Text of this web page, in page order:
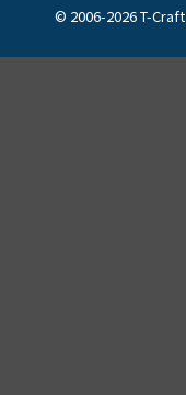
© 2006-2026 T-Craft